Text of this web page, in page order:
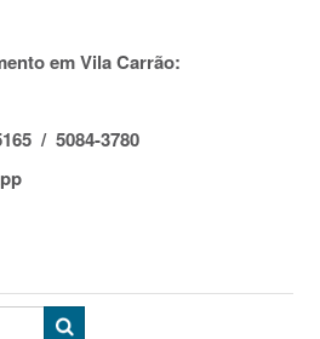
em Vila Carrão:
/ 5084-3780